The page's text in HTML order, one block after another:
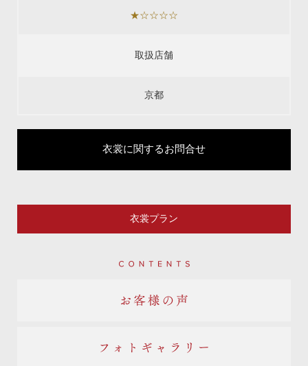
★☆☆☆☆
取扱店舗
京都
衣裳に関するお問合せ
衣裳プラン
Contents
お客様の声
フォトギャラリー